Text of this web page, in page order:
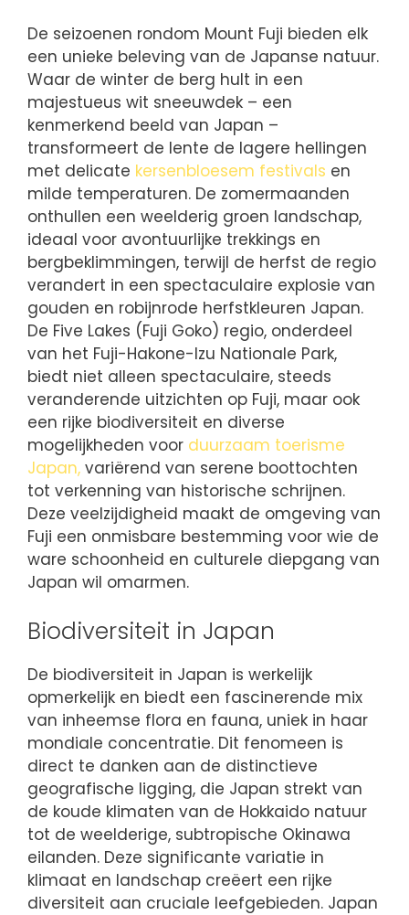
De seizoenen rondom Mount Fuji bieden elk
een unieke beleving van de Japanse natuur.
Waar de winter de berg hult in een
majestueus wit sneeuwdek – een
kenmerkend beeld van Japan –
transformeert de lente de lagere hellingen
met delicate kersenbloesem festivals en
milde temperaturen. De zomermaanden
onthullen een weelderig groen landschap,
ideaal voor avontuurlijke trekkings en
bergbeklimmingen, terwijl de herfst de regio
verandert in een spectaculaire explosie van
gouden en robijnrode herfstkleuren Japan.
De Five Lakes (Fuji Goko) regio, onderdeel
van het Fuji-Hakone-Izu Nationale Park,
biedt niet alleen spectaculaire, steeds
veranderende uitzichten op Fuji, maar ook
een rijke biodiversiteit en diverse
mogelijkheden voor duurzaam toerisme
Japan, variërend van serene boottochten
tot verkenning van historische schrijnen.
Deze veelzijdigheid maakt de omgeving van
Fuji een onmisbare bestemming voor wie de
ware schoonheid en culturele diepgang van
Japan wil omarmen.
Biodiversiteit in Japan
De biodiversiteit in Japan is werkelijk
opmerkelijk en biedt een fascinerende mix
van inheemse flora en fauna, uniek in haar
mondiale concentratie. Dit fenomeen is
direct te danken aan de distinctieve
geografische ligging, die Japan strekt van
de koude klimaten van de Hokkaido natuur
tot de weelderige, subtropische Okinawa
eilanden. Deze significante variatie in
klimaat en landschap creëert een rijke
diversiteit aan cruciale leefgebieden. Japan